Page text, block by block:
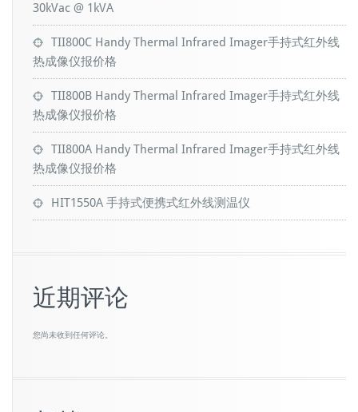
30kVac @ 1kVA
TII800C Handy Thermal Infrared Imager手持式红外线
热成像仪报价格
TII800B Handy Thermal Infrared Imager手持式红外线
热成像仪报价格
TII800A Handy Thermal Infrared Imager手持式红外线
热成像仪报价格
HIT1550A 手持式便携式红外线测温仪
近期评论
您尚未收到任何评论。